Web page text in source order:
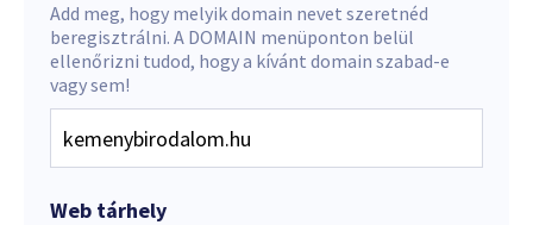
Add meg, hogy melyik domain nevet szeretnéd
beregisztrálni. A DOMAIN menüponton belül
ellenőrizni tudod, hogy a kívánt domain szabad-e
vagy sem!
Web tárhely